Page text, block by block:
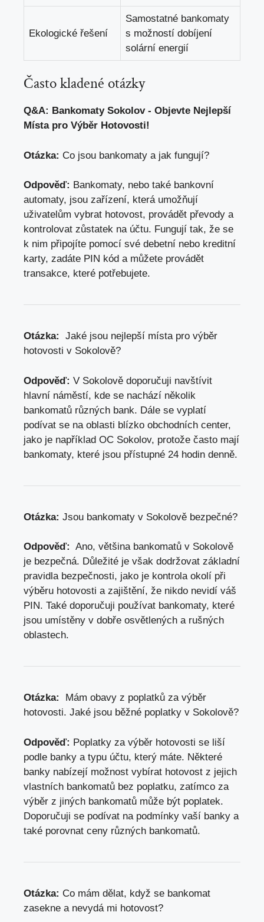
Ekologické ⁣řešení
Samostatné bankomaty
s​ možností dobíjení
solární energií
Často kladené otázky
Q&A:‌ Bankomaty ⁢Sokolov -‍ Objevte Nejlepší
Místa pro Výběr Hotovosti!
Otázka: ​Co jsou bankomaty a ⁣jak fungují?
Odpověď: Bankomaty, nebo také bankovní
automaty, jsou zařízení, která umožňují
uživatelům vybrat hotovost, provádět​ převody a
kontrolovat zůstatek na účtu. Fungují tak, že se
k ‌nim ‌připojíte pomocí⁣ své debetní nebo ⁢kreditní
‍karty, zadáte PIN kód a můžete‌ provádět
⁤transakce, ‌které potřebujete.
Otázka:
​ Jaké jsou nejlepší místa pro​ výběr⁣
hotovosti v Sokolově?
Odpověď: V Sokolově doporučuji navštívit‍
hlavní ⁣náměstí, kde se nachází ⁢několik
⁤bankomatů ‍různých​ bank.​ Dále se vyplatí
podívat se na oblasti blízko obchodních center, ​
jako je například OC Sokolov, protože často mají⁢
bankomaty,‌ které jsou přístupné 24 hodin denně.
Otázka: Jsou bankomaty⁤ v Sokolově ⁤bezpečné?
Odpověď: ​ Ano, ‌většina bankomatů ​v Sokolově
je ​bezpečná. Důležité je ⁣však dodržovat základní
⁣pravidla ‌bezpečnosti, ⁤ jako je kontrola okolí při
výběru hotovosti ‌a zajištění, že ⁢nikdo ‌nevidí ⁤váš
PIN. ⁢Také ‌doporučuji používat bankomaty, které
jsou​ umístěny v dobře ⁢osvětlených a rušných
oblastech.
Otázka: ​ Mám ⁤obavy z poplatků za výběr
hotovosti. Jaké jsou běžné poplatky v Sokolově?
Odpověď: Poplatky za výběr hotovosti se liší
podle ⁢banky‌ a typu účtu, který máte. Některé
⁤banky ⁣nabízejí možnost vybírat hotovost z⁣ jejich
vlastních bankomatů bez poplatku, zatímco za
výběr z jiných⁤ bankomatů může být poplatek.
Doporučuji se podívat na‌ podmínky vaší banky ⁢a
také porovnat⁤ ceny různých bankomatů.
Otázka: Co mám ‍dělat,⁢ když se bankomat
zasekne a nevydá mi hotovost?